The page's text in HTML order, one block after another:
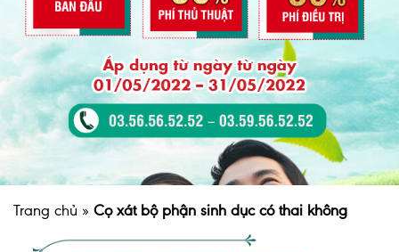
Trang chủ » Cọ xát bộ phận sinh dục có thai không